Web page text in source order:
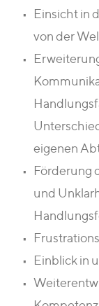
Einsicht in
von der
eigenen
Förderung
und
Einblick in